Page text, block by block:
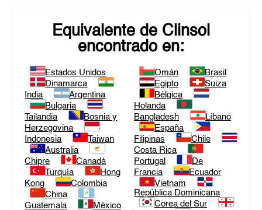
Equivalente de Clinsol
encontrado en:
Estados Unidos
Dinamarca
India
Argentina
Bulgaria
Tailandia
Bosnia y
Herzegovina
Indonesia
Taiwan
Australia
Chipre
Canadá
Turquía
Hong
Kong
Colombia
China
Guatemala
México
Omán
Brasil
Egipto
Suiza
Bélgica
Holanda
Bangladesh
Líbano
España
Filipinas
Chile
Costa Rica
Portugal
De
Francia
Ecuador
Vietnam
República Dominicana
Corea del Sur